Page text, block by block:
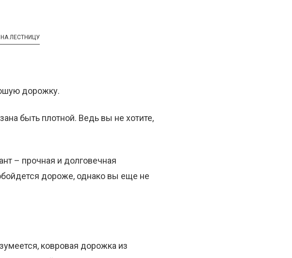
ЛЕСТНИЦУ
дорожку.
быть плотной. Ведь вы не хотите,
– прочная и долговечная
дороже, однако вы еще не
ковровая дорожка из